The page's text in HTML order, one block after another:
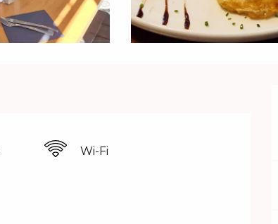
Wi-Fi